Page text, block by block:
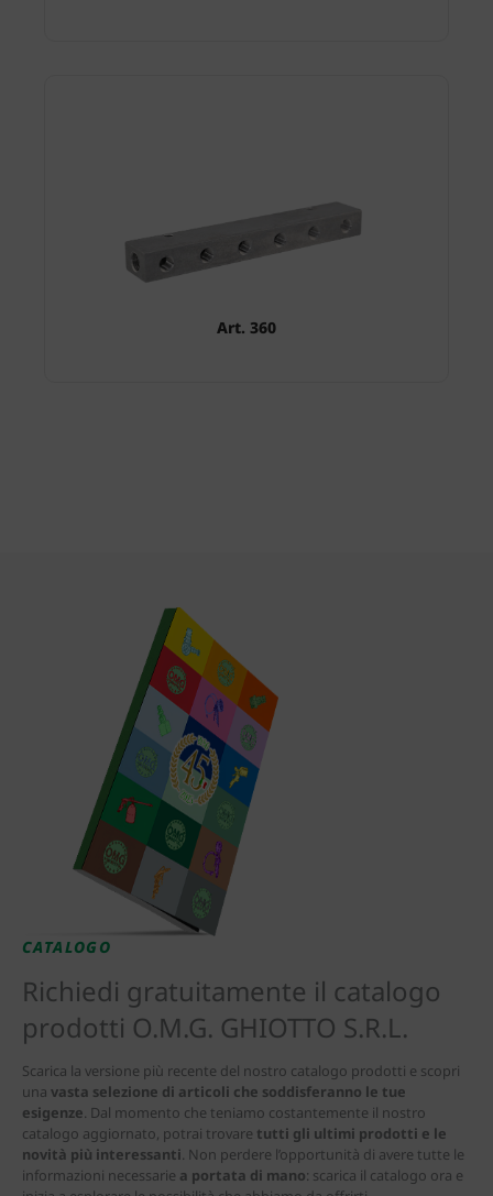
Art. 360
CATALOGO
Richiedi gratuitamente il catalogo
prodotti O.M.G. GHIOTTO S.R.L.
Scarica la versione più recente del nostro catalogo prodotti e scopri
una vasta selezione di articoli che soddisferanno le tue
esigenze. Dal momento che teniamo costantemente il nostro
catalogo aggiornato, potrai trovare tutti gli ultimi prodotti e le
novità più interessanti. Non perdere l’opportunità di avere tutte le
informazioni necessarie a portata di mano: scarica il catalogo ora e